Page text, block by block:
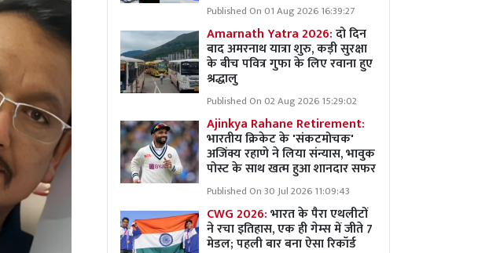
Published On 01 Aug 2026 16:39:27
Amarnath Yatra 2026:दो दिन
बाद अमरनाथ यात्रा शुरु, कड़ी सुरक्षा
के बीच पवित्र गुफा के लिए रवाना हुए
श्रद्धालु
Published On 02 Aug 2026 15:29:02
Ajinkya Rahane Retirement:
भारतीय क्रिकेट के 'संकटमोचक'
अजिंक्य रहाणे ने लिया संन्यास, भावुक
पोस्ट के साथ खत्म हुआ शानदार सफर
Published On 30 Jul 2026 11:09:43
CWG 2026:भारत के पैरा एथलीटों
ने रचा इतिहास, एक ही गेम्स में जीते 7
मेडल; पहली बार बना ऐसा रिकॉर्ड